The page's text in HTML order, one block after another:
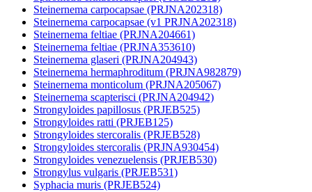
Steinernema carpocapsae (PRJNA202318)
Steinernema carpocapsae (v1 PRJNA202318)
Steinernema feltiae (PRJNA204661)
Steinernema feltiae (PRJNA353610)
Steinernema glaseri (PRJNA204943)
Steinernema hermaphroditum (PRJNA982879)
Steinernema monticolum (PRJNA205067)
Steinernema scapterisci (PRJNA204942)
Strongyloides papillosus (PRJEB525)
Strongyloides ratti (PRJEB125)
Strongyloides stercoralis (PRJEB528)
Strongyloides stercoralis (PRJNA930454)
Strongyloides venezuelensis (PRJEB530)
Strongylus vulgaris (PRJEB531)
Syphacia muris (PRJEB524)